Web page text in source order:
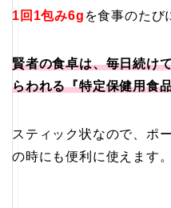
1回1包み6g を食事のたび
賢者の食卓は、毎日続け
らわれる『特定保健用食
スティック状なので、ポ
の時にも便利に使えます。